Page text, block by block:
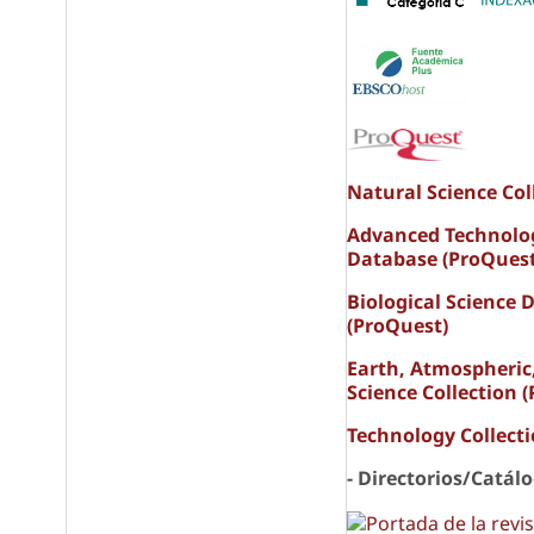
Natural Science
Advanced
Database
Biological Science
(ProQuest)
Earth,
Science Collection
Technology
- Directorios/